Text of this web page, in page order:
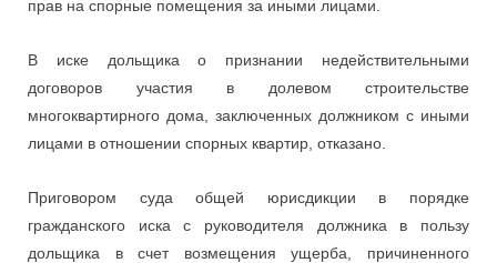
прав на спорные помещения за иными лицами.
В иске дольщика о признании недействительными
договоров участия в долевом строительстве
многоквартирного дома, заключенных должником с иными
лицами в отношении спорных квартир, отказано.
Приговором суда общей юрисдикции в порядке
гражданского иска с руководителя должника в пользу
дольщика в счет возмещения ущерба, причиненного